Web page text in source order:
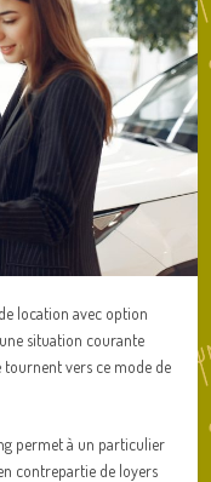
location avec option
une situation courante
tournent vers ce mode de
permet à un particulier
contrepartie de loyers